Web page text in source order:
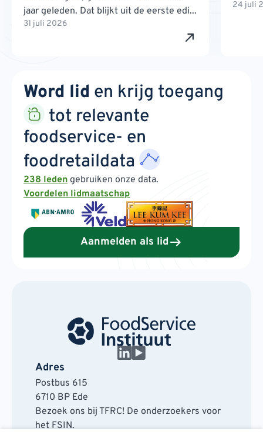
jaar geleden. Dat blijkt uit de eerste edi...
31 juli 2026
24 juli
Word lid en krijg toegang
tot relevante
foodservice- en
foodretaildata
238 leden gebruiken onze data.
Voordelen lidmaatschap
Aanmelden als lid
Adres
Postbus 615
6710 BP Ede
Bezoek ons bij TFRC! De onderzoekers voor
het FSIN.